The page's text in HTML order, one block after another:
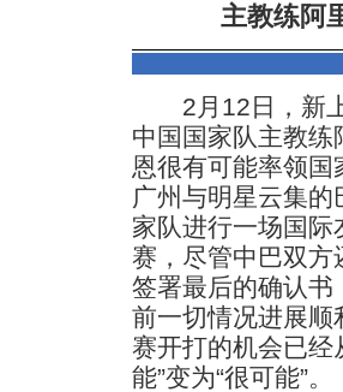
主教练阿
2月12日，新
中国国家队主教练
恩很有可能率领国
广州与明星云集的
家队进行一场国际
赛，尽管中巴双方
签署最后的确认书
前一切情况进展顺
赛开打的机会已经
能”变为“很可能”。